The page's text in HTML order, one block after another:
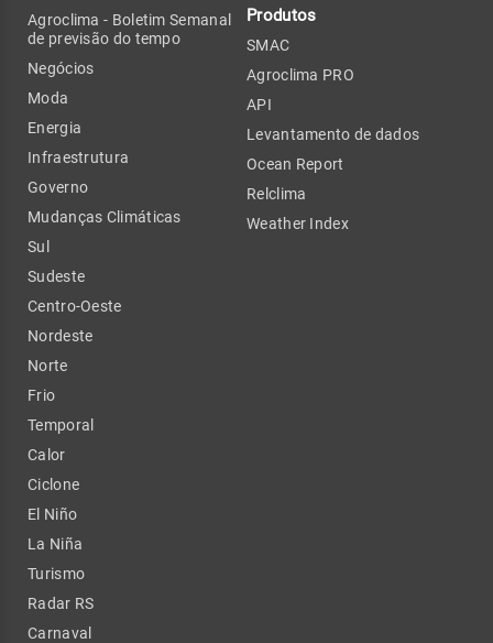
Agroclima - Boletim Semanal
de previsão do tempo
Negócios
Moda
Energia
Infraestrutura
Governo
Mudanças Climáticas
Sul
Sudeste
Centro-Oeste
Nordeste
Norte
Frio
Temporal
Calor
Ciclone
El Niño
La Niña
Turismo
Radar RS
Carnaval
Produtos
SMAC
Agroclima PRO
API
Levantamento de dados
Ocean Report
Relclima
Weather Index